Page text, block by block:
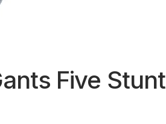
Five Stunt